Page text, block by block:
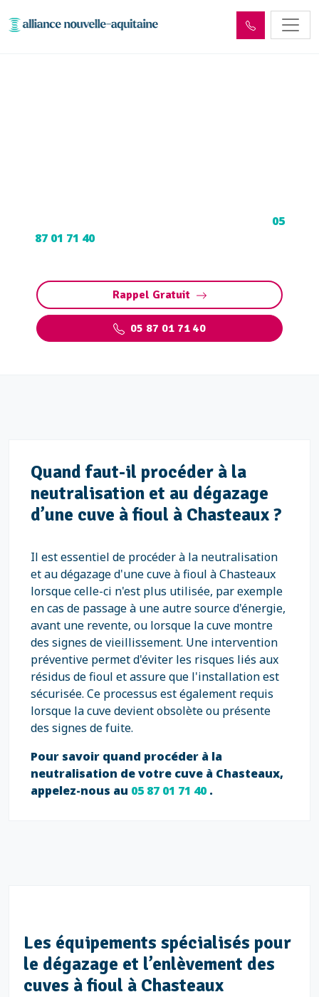
05
87 01 71 40
Rappel Gratuit
05 87 01 71 40
Quand faut-il procéder à la
neutralisation et au dégazage
d’une cuve à fioul à Chasteaux ?
Il est essentiel de procéder à la neutralisation
et au dégazage d'une cuve à fioul à Chasteaux
lorsque celle-ci n'est plus utilisée, par exemple
en cas de passage à une autre source d'énergie,
avant une revente, ou lorsque la cuve montre
des signes de vieillissement. Une intervention
préventive permet d'éviter les risques liés aux
résidus de fioul et assure que l'installation est
sécurisée. Ce processus est également requis
lorsque la cuve devient obsolète ou présente
des signes de fuite.
Pour savoir quand procéder à la
neutralisation de votre cuve à Chasteaux,
appelez-nous au 05 87 01 71 40.
Les équipements spécialisés pour
le dégazage et l’enlèvement des
cuves à fioul à Chasteaux